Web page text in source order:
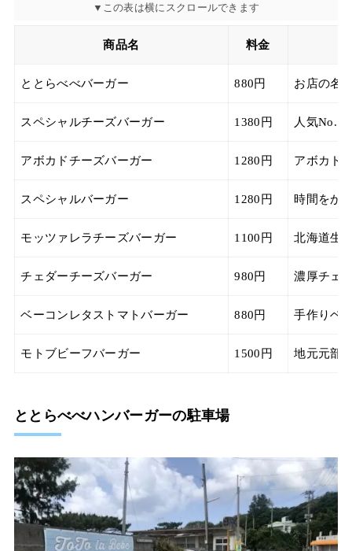
商品名 料金
ととらべべバーガー 880円 お店の名
スペシャルチーズバーガー 1380円 人気No.
アボカドチーズバーガー 1280円 アボカド
スペシャルバーガー 1280円 時間をか
モッツァレラチーズバーガー 1100円 北海道生
チェダーチーズバーガー 980円 濃厚チェ
ベーコンレタストマトバーガー 880円 手作りベ
モトブビーフバーガー 1500円 地元元部
ととらべべハンバーガーの駐車場